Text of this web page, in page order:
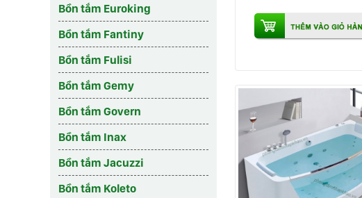
Bồn tắm Euroking
Bồn tắm Fantiny
Bồn tắm Fulisi
Bồn tắm Gemy
Bồn tắm Govern
Bồn tắm Inax
Bồn tắm Jacuzzi
Bồn tắm Koleto